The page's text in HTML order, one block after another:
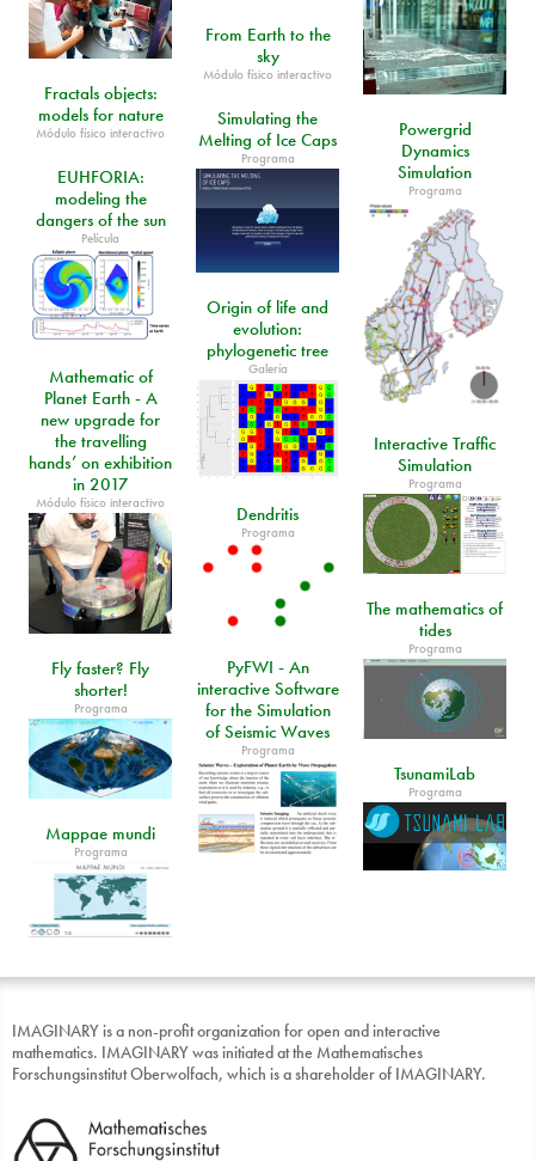
From Earth to the
sky
Módulo físico interactivo
Fractals objects:
models for nature
Módulo físico interactivo
Simulating the
Melting of Ice Caps
Programa
Powergrid
Dynamics
Simulation
Programa
EUHFORIA:
modeling the
dangers of the sun
Película
Origin of life and
evolution:
phylogenetic tree
Galería
Mathematic of
Planet Earth - A
new upgrade for
the travelling
hands’ on exhibition
in 2017
Módulo físico interactivo
Interactive Traffic
Simulation
Programa
Dendritis
Programa
The mathematics of
tides
Programa
PyFWI - An
interactive Software
for the Simulation
of Seismic Waves
Programa
Fly faster? Fly
shorter!
Programa
TsunamiLab
Programa
Mappae mundi
Programa
IMAGINARY is a non-profit organization for open and interactive
mathematics. IMAGINARY was initiated at the Mathematisches
Forschungsinstitut Oberwolfach, which is a shareholder of IMAGINARY.